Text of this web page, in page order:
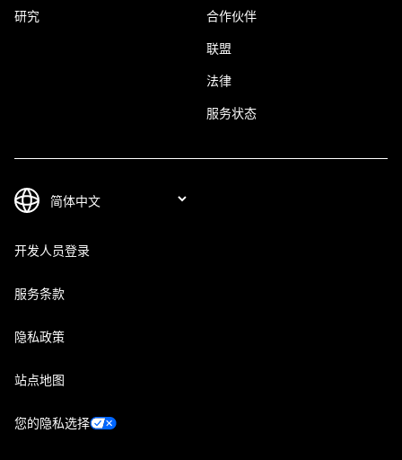
研究 合作伙伴
联盟
法律
服务状态
开发人员登录
服务条款
隐私政策
站点地图
您的隐私选择